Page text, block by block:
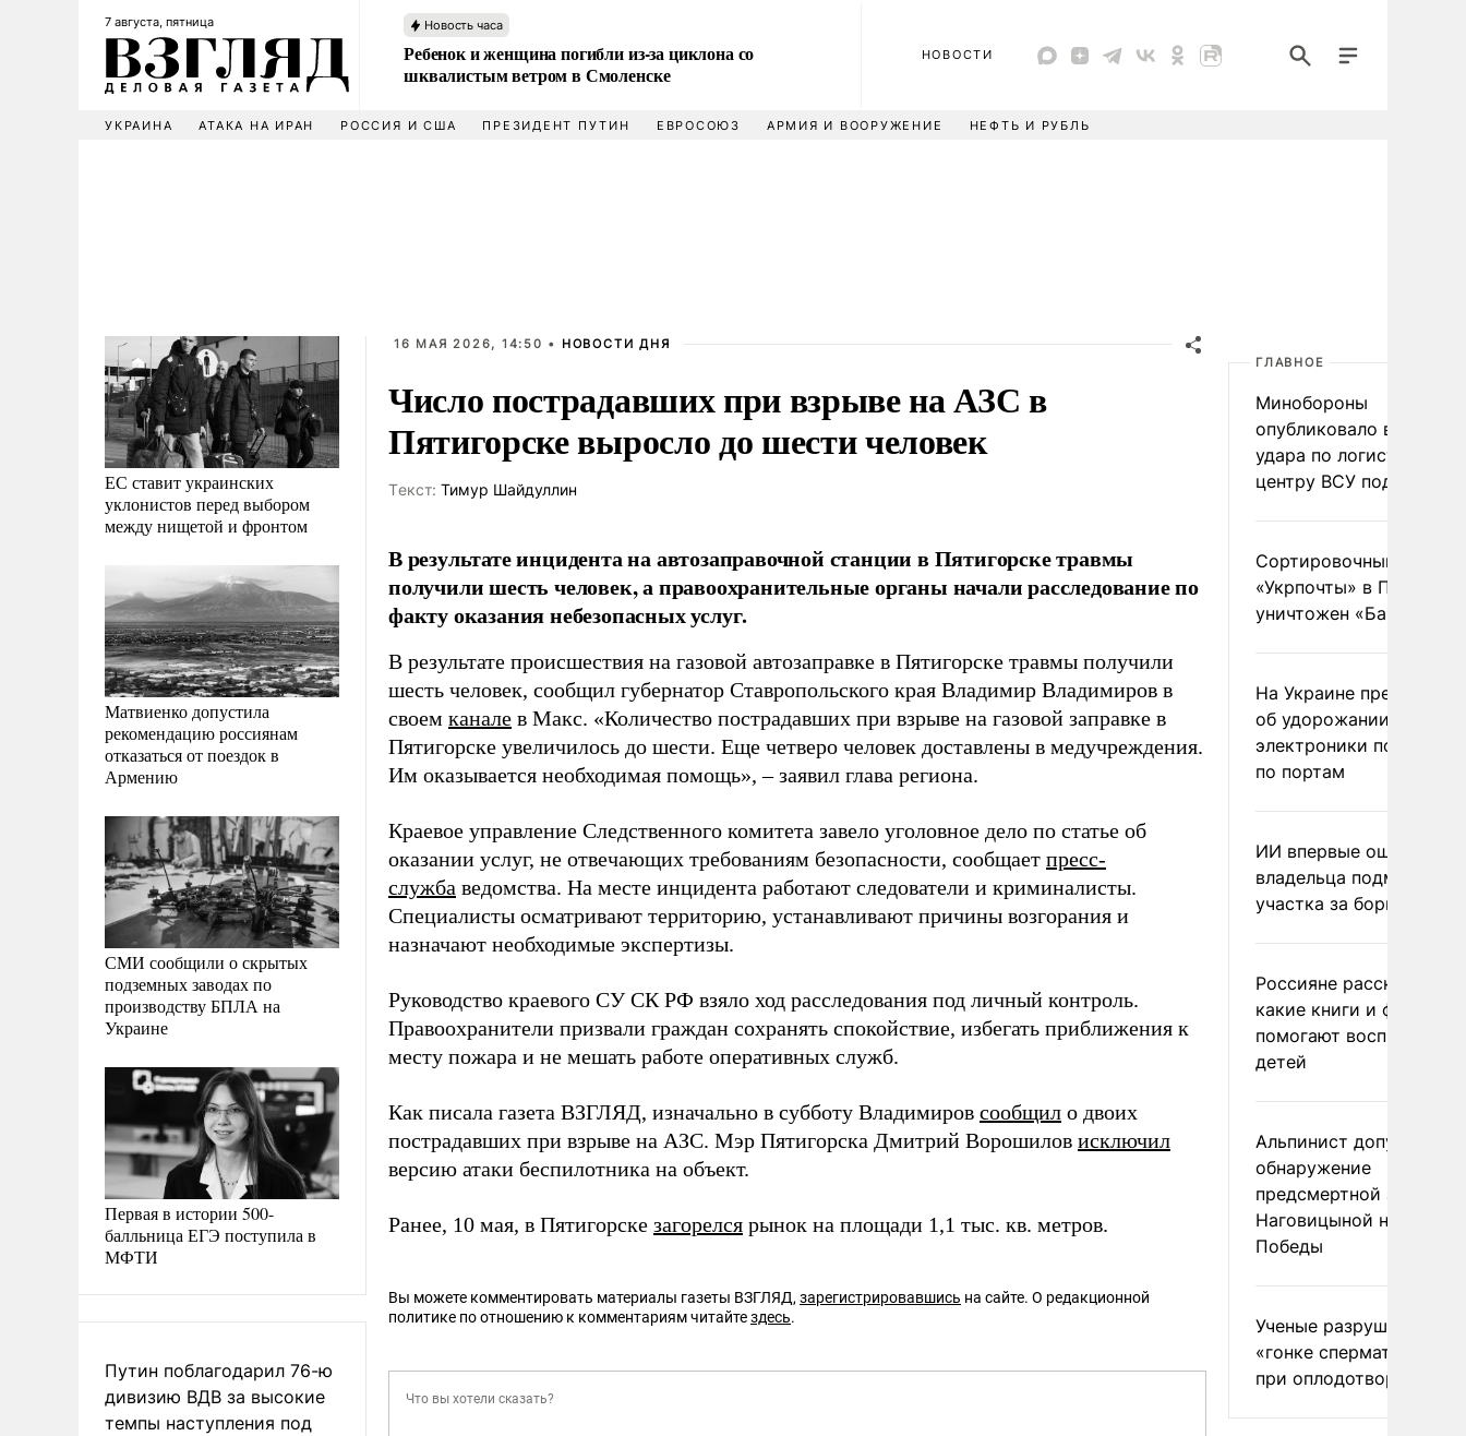
7 августа, пятница Новость часа
Ребенок и женщина погибли из-за циклона со
шквалистым ветром в Смоленске
НОВОСТИ
УКРАИНА АТАКА НА ИРАН РОССИЯ И США ПРЕЗИДЕНТ ПУТИН ЕВРОСОЮЗ АРМИЯ И ВООРУЖЕНИЕ НЕФТЬ И РУБЛЬ
ЕС ставит украинских
уклонистов перед выбором
между нищетой и фронтом
Матвиенко допустила
рекомендацию россиянам
отказаться от поездок в
Армению
СМИ сообщили о скрытых
подземных заводах по
производству БПЛА на
Украине
Первая в истории 500-
балльница ЕГЭ поступила в
МФТИ
Путин поблагодарил 76-ю
дивизию ВДВ за высокие
темпы наступления под
16 МАЯ 2026, 14:50 • НОВОСТИ ДНЯ
Число пострадавших при взрыве на АЗС в
Пятигорске выросло до шести человек
Tекст: Тимур Шайдуллин
В результате инцидента на автозаправочной станции в Пятигорске травмы
получили шесть человек, а правоохранительные органы начали расследование по
факту оказания небезопасных услуг.
В результате происшествия на газовой автозаправке в Пятигорске травмы получили
шесть человек, сообщил губернатор Ставропольского края Владимир Владимиров в
своем канале в Макс. «Количество пострадавших при взрыве на газовой заправке в
Пятигорске увеличилось до шести. Еще четверо человек доставлены в медучреждения.
Им оказывается необходимая помощь», – заявил глава региона.
Краевое управление Следственного комитета завело уголовное дело по статье об
оказании услуг, не отвечающих требованиям безопасности, сообщает пресс-
служба ведомства. На месте инцидента работают следователи и криминалисты.
Специалисты осматривают территорию, устанавливают причины возгорания и
назначают необходимые экспертизы.
Руководство краевого СУ СК РФ взяло ход расследования под личный контроль.
Правоохранители призвали граждан сохранять спокойствие, избегать приближения к
месту пожара и не мешать работе оперативных служб.
Как писала газета ВЗГЛЯД, изначально в субботу Владимиров сообщил о двоих
пострадавших при взрыве на АЗС. Мэр Пятигорска Дмитрий Ворошилов исключил
версию атаки беспилотника на объект.
Ранее, 10 мая, в Пятигорске загорелся рынок на площади 1,1 тыс. кв. метров.
Вы можете комментировать материалы газеты ВЗГЛЯД, зарегистрировавшись на сайте. О редакционной
политике по отношению к комментариям читайтездесь.
ГЛАВНОЕ
Минобороны
опубликовало видео
удара по
центру ВСУ под Киевом
Сортировочный пункт
«Укрпочты» в
уничтожен
На Украине
об удорожании
электроники после
по портам
ИИ впервые
владельца
участка за борщевик
Россияне рассказали,
какие книги и фильмы
помогают воспитывать
детей
Альпинист допустил
обнаружение
предсмертной записки
Наговицыной на пике
Победы
Ученые разрушили миф
«гонке
при оплодотворении